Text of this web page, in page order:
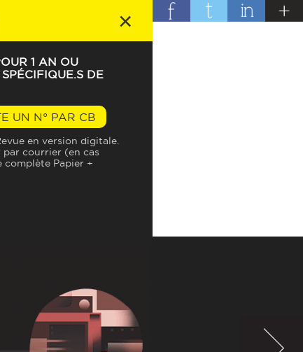
×
1 AN OU
DE
UN N° PAR CB
en version digitale.
par courrier (en cas
Papier +